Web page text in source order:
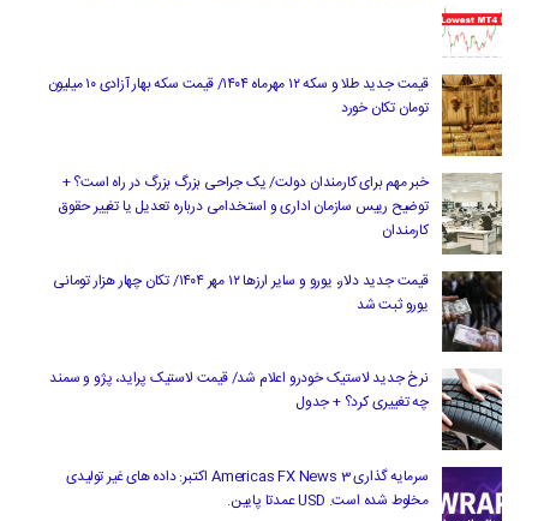
قیمت جدید طلا و سکه ۱۲ مهرماه ۱۴۰۴/ قیمت سکه بهار آزادی ۱۰ میلیون
تومان تکان خورد
خبر مهم برای کارمندان دولت/ یک جراحی بزرگ بزرگ در راه است؟ +
توضیح رییس سازمان اداری و استخدامی درباره تعدیل یا تغییر حقوق
کارمندان
قیمت جدید دلار، یورو و سایر ارزها ۱۲ مهر ۱۴۰۴/ تکان چهار هزار تومانی
یورو ثبت شد
نرخ جدید لاستیک خودرو اعلام شد/ قیمت لاستیک پراید، پژو و سمند
چه تغییری کرد؟ + جدول
سرمایه گذاری Americas FX News 3 اکتبر: داده های غیر تولیدی
مخلوط شده است. USD عمدتا پایین.